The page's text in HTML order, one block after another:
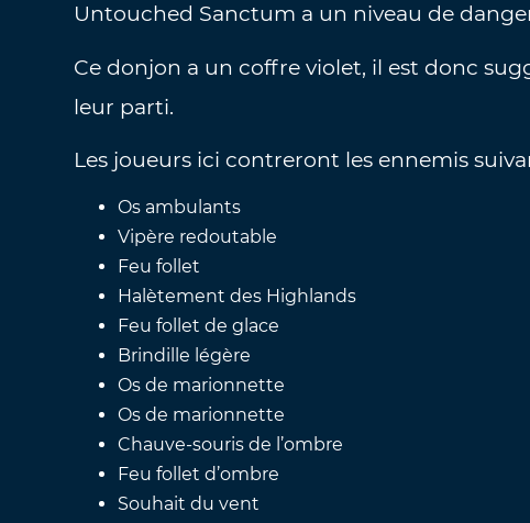
Untouched Sanctum a un niveau de
Ce donjon a un coffre violet, il est donc
leur parti.
Les joueurs ici contreront les ennemis
Os ambulants
Vipère redoutable
Feu follet
Halètement des Highlands
Feu follet de glace
Brindille légère
Os de marionnette
Os de marionnette
Chauve-souris de l’ombre
Feu follet d’ombre
Souhait du vent